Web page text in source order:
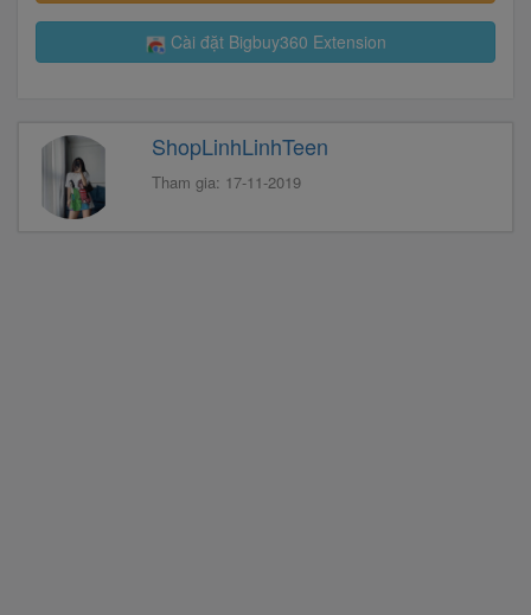
Cài đặt Bigbuy360 Extension
ShopLinhLinhTeen
Tham gia: 17-11-2019